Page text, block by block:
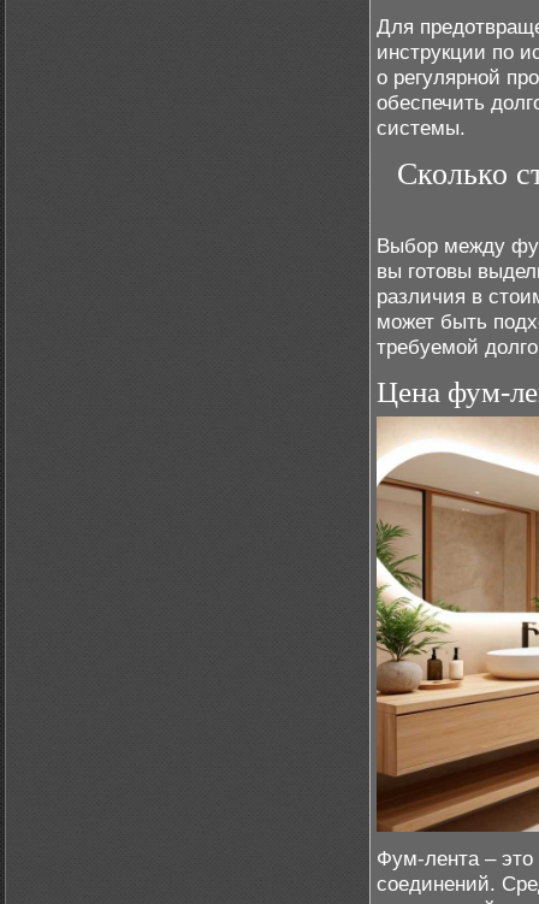
Для
инструкции по
о регулярной
обеспечить
системы.
Сколько
Выбор между
вы готовы
различия в
может быть
требуемой
Цена фум-
Фум-лента – это
соединений.